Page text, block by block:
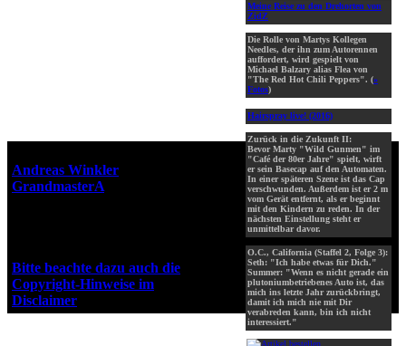
Meine Reise zu den Drehorten von
ZidZ
Die Rolle von Martys Kollegen
Needles, der ihn zum Autorennen
auffordert, wird gespielt von
Michael Balzary alias Flea von
"The Red Hot Chili Peppers". (»
Fotos)
Hairspray live! (2016)
Zurück in die Zukunft II:
Bevor Marty "Wild Gunmen" im
"Café der 80er Jahre" spielt, wirft
er sein Basecap auf den Automaten.
In einer späteren Szene ist das Cap
verschwunden. Außerdem ist er 2 m
vom Gerät entfernt, als er beginnt
mit den Kindern zu reden. In der
nächsten Einstellung steht er
unmittelbar davor.
O.C., California (Staffel 2, Folge 3):
Seth: "Ich habe etwas für Dich."
Summer: "Wenn es nicht gerade ein
plutoniumbetriebenes Auto ist, das
mich ins letzte Jahr zurückbringt,
damit ich mich nie mit Dir
verabreden kann, bin ich nicht
interessiert."
Andreas Winkler
GrandmasterA
Bitte beachte dazu auch die
Copyright-Hinweise im
Disclaimer